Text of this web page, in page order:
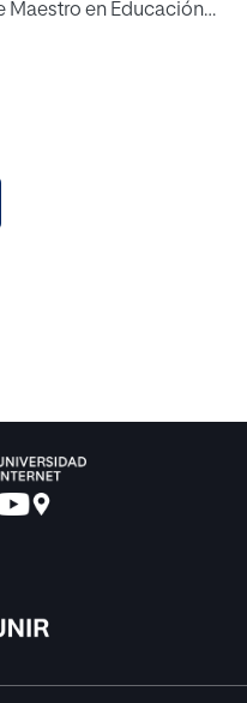
Maestro en Educación
Infantil es de suma
gran plasticidad
resto de etapas
cimientos de todos los